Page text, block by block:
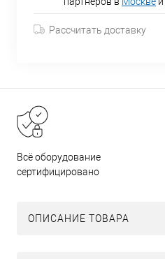
Рассчитать доставку
Всё оборудование
сертифицировано
ОПИСАНИЕ ТОВАРА